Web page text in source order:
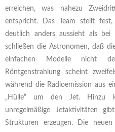
erreichen, was nahezu
entspricht. Das Team stellt
deutlich anders aussieht als bei
schließen die Astronomen, daß
einfachen Modelle nicht
Röntgenstrahlung scheint
während die Radioemission aus
„Hülle“ um den Jet. Hinzu
unregelmäßige Jetaktivitäten
Strukturen erzeugen. Die